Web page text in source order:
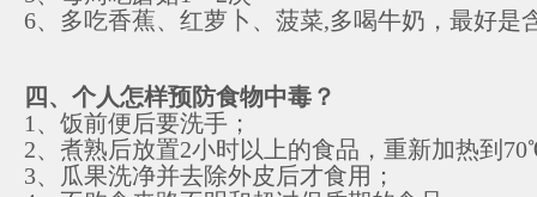
6、多吃香蕉、红萝卜、菠菜,多喝牛奶，最好是
四、个人怎样预防食物中毒？
1、饭前便后要洗手；
2、煮熟后放置2小时以上的食品，重新加热到
3、瓜果洗净并去除外皮后才食用；